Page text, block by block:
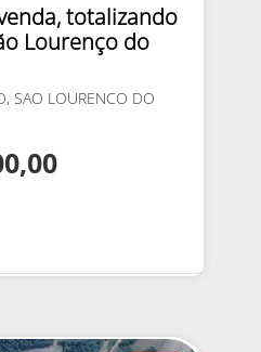
totalizando
Lourenço do
SAO LOURENCO DO